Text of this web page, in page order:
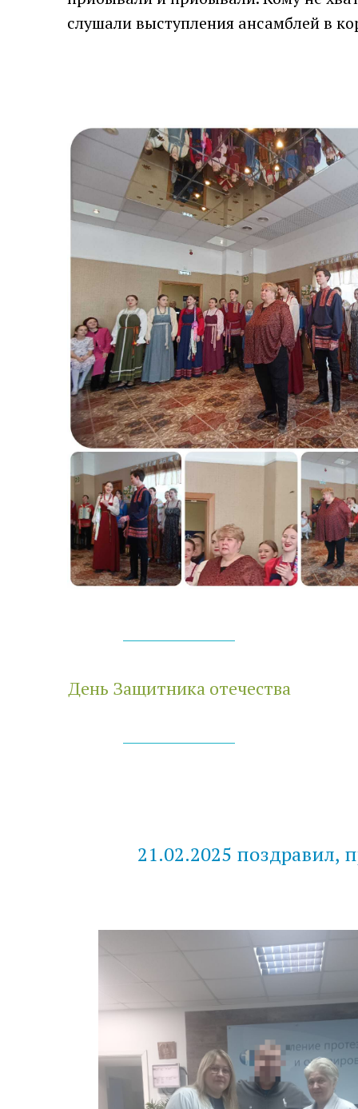
слушали выступления ансамблей в
День Защитника отечества
21.02.2025